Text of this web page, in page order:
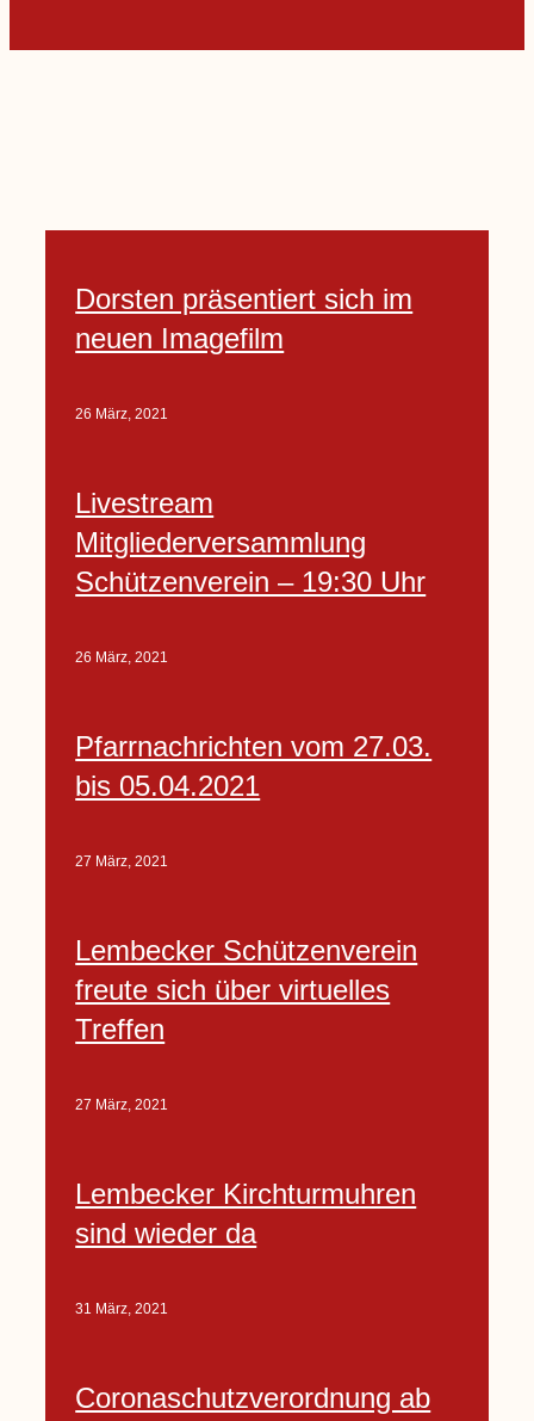
Dorsten präsentiert sich im
neuen Imagefilm
26 März, 2021
Livestream
Mitgliederversammlung
Schützenverein – 19:30 Uhr
26 März, 2021
Pfarrnachrichten vom 27.03.
bis 05.04.2021
27 März, 2021
Lembecker Schützenverein
freute sich über virtuelles
Treffen
27 März, 2021
Lembecker Kirchturmuhren
sind wieder da
31 März, 2021
Coronaschutzverordnung ab